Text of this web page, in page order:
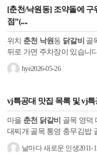
[춘천/낙원 동] 조약돌에 구
점”(....
위치 춘천 낙원동 닭갈비 골목
뒤로 가면 주차장이 있습니
건물 뒤에다가 주차하시면
hye2026-05-26
vj특공대 맛집 목록 및 vj
마을 춘천 닭갈비
골목 영덕
대찌개 골목 통영 충무김밥
특공대 470회> 충주 공설운
날마다 새로운 인생2011-